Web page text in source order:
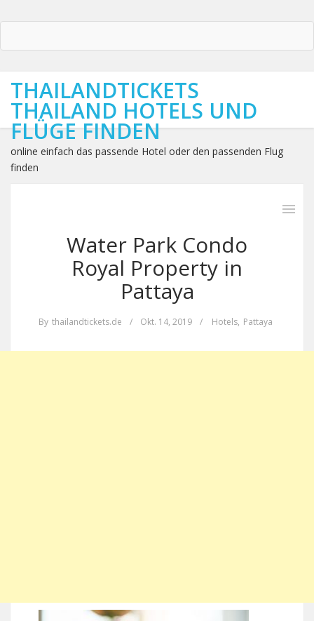
THAILANDTICKETS
THAILAND HOTELS UND
FLÜGE FINDEN
online einfach das passende Hotel oder den passenden Flug
finden
Water Park Condo
Royal Property in
Pattaya
By thailandtickets.de / Okt. 14, 2019 / Hotels, Pattaya